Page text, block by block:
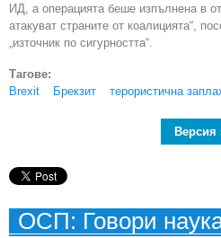
ИД, а операцията беше изпълнена в
атакуват страните от коалицията“,
„източник по сигурността“.
Тагове:
Brexit
Брекзит терористична
Версия
ОСП: Говори